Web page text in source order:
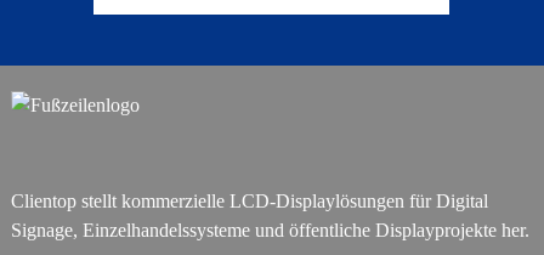
Clientop stellt kommerzielle LCD-Displaylösungen für Digital
Signage, Einzelhandelssysteme und öffentliche Displayprojekte her.